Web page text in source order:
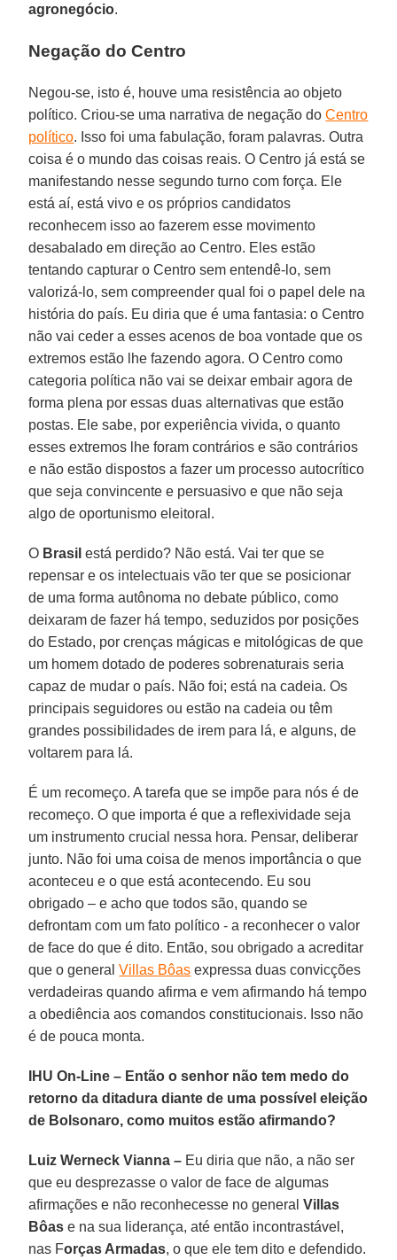
agronegócio.
Negação do Centro
Negou-se, isto é, houve uma resistência ao objeto
político. Criou-se uma narrativa de negação doCentro
político. Isso foi uma fabulação, foram palavras. Outra
coisa é o mundo das coisas reais. O Centro já está se
manifestando nesse segundo turno com força. Ele
está aí, está vivo e os próprios candidatos
reconhecem isso ao fazerem esse movimento
desabalado em direção ao Centro. Eles estão
tentando capturar o Centro sem entendê-lo, sem
valorizá-lo, sem compreender qual foi o papel dele na
história do país. Eu diria que é uma fantasia: o Centro
não vai ceder a esses acenos de boa vontade que os
extremos estão lhe fazendo agora. O Centro como
categoria política não vai se deixar embair agora de
forma plena por essas duas alternativas que estão
postas. Ele sabe, por experiência vivida, o quanto
esses extremos lhe foram contrários e são contrários
e não estão dispostos a fazer um processo autocrítico
que seja convincente e persuasivo e que não seja
algo de oportunismo eleitoral.
O Brasil está perdido? Não está. Vai ter que se
repensar e os intelectuais vão ter que se posicionar
de uma forma autônoma no debate público, como
deixaram de fazer há tempo, seduzidos por posições
do Estado, por crenças mágicas e mitológicas de que
um homem dotado de poderes sobrenaturais seria
capaz de mudar o país. Não foi; está na cadeia. Os
principais seguidores ou estão na cadeia ou têm
grandes possibilidades de irem para lá, e alguns, de
voltarem para lá.
É um recomeço. A tarefa que se impõe para nós é de
recomeço. O que importa é que a reflexividade seja
um instrumento crucial nessa hora. Pensar, deliberar
junto. Não foi uma coisa de menos importância o que
aconteceu e o que está acontecendo. Eu sou
obrigado – e acho que todos são, quando se
defrontam com um fato político - a reconhecer o valor
de face do que é dito. Então, sou obrigado a acreditar
que o generalVillas Bôas expressa duas convicções
verdadeiras quando afirma e vem afirmando há tempo
a obediência aos comandos constitucionais. Isso não
é de pouca monta.
IHU On-Line – Então o senhor não tem medo do
retorno da ditadura diante de uma possível eleição
de Bolsonaro, como muitos estão afirmando?
Luiz Werneck Vianna – Eu diria que não, a não ser
que eu desprezasse o valor de face de algumas
afirmações e não reconhecesse no general Villas
Bôas e na sua liderança, até então incontrastável,
nas Forças Armadas, o que ele tem dito e defendido.